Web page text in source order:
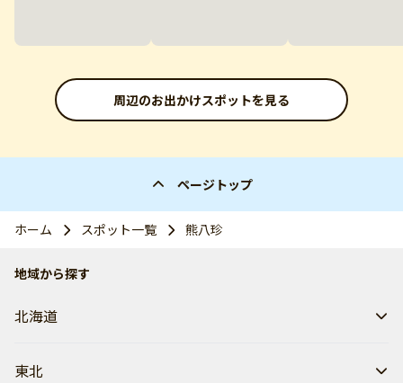
周辺のお出かけスポットを見る
ページトップ
ホーム スポット一覧 熊八珍
地域から探す
北海道
東北